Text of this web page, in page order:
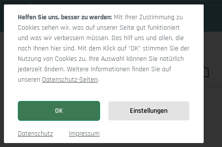
Du hast 0
Sitz Concept Classic 1036 Q CanNE R
Bildergalerie überspringen
Helfen Sie uns, besser zu werden: Mit Ihrer Zustimmung zu
Cookies sehen wir, was auf unserer Seite gut funktioniert
und was wir verbessern müssen. Das hilf uns und allen, die
nach Ihnen hier sind. Mit dem Klick auf "OK" stimmen Sie der
Nutzung von Cookies zu. Ihre Auswahl können Sie natürlich
jederzeit ändern. Weitere Informationen finden Sie auf
unseren Datenschutz-Seiten.
OK Einstellungen
Datenschutz Impressum